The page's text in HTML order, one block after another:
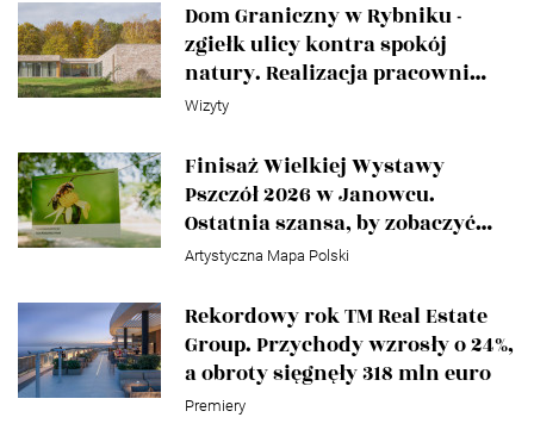
Wizyty
Dom Graniczny w Rybniku -
zgiełk ulicy kontra spokój
natury. Realizacja pracowni
Toprojekt
Artystyczna Mapa Polski
Finisaż Wielkiej Wystawy
Pszczół 2026 w Janowcu.
Ostatnia szansa, by zobaczyć
międzynarodową wystawę „We
Premiery
Rekordowy rok TM Real Estate
Group. Przychody wzrosły o 24%,
a obroty sięgnęły 318 mln euro